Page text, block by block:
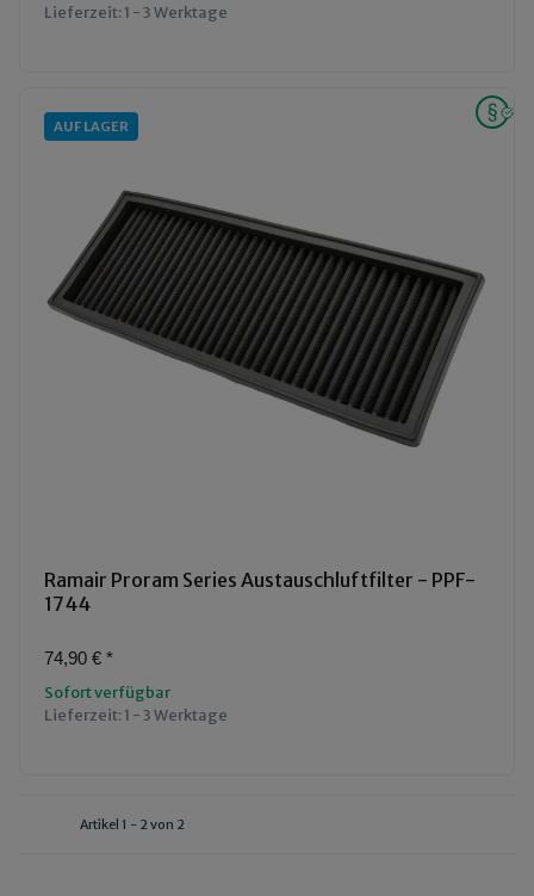
Lieferzeit:1 - 3 Werktage
AUF LAGER
Ramair Proram Series Austauschluftfilter - PPF-
1744
74,90 € *
Sofort verfügbar
Lieferzeit:1 - 3 Werktage
Artikel 1 - 2 von 2